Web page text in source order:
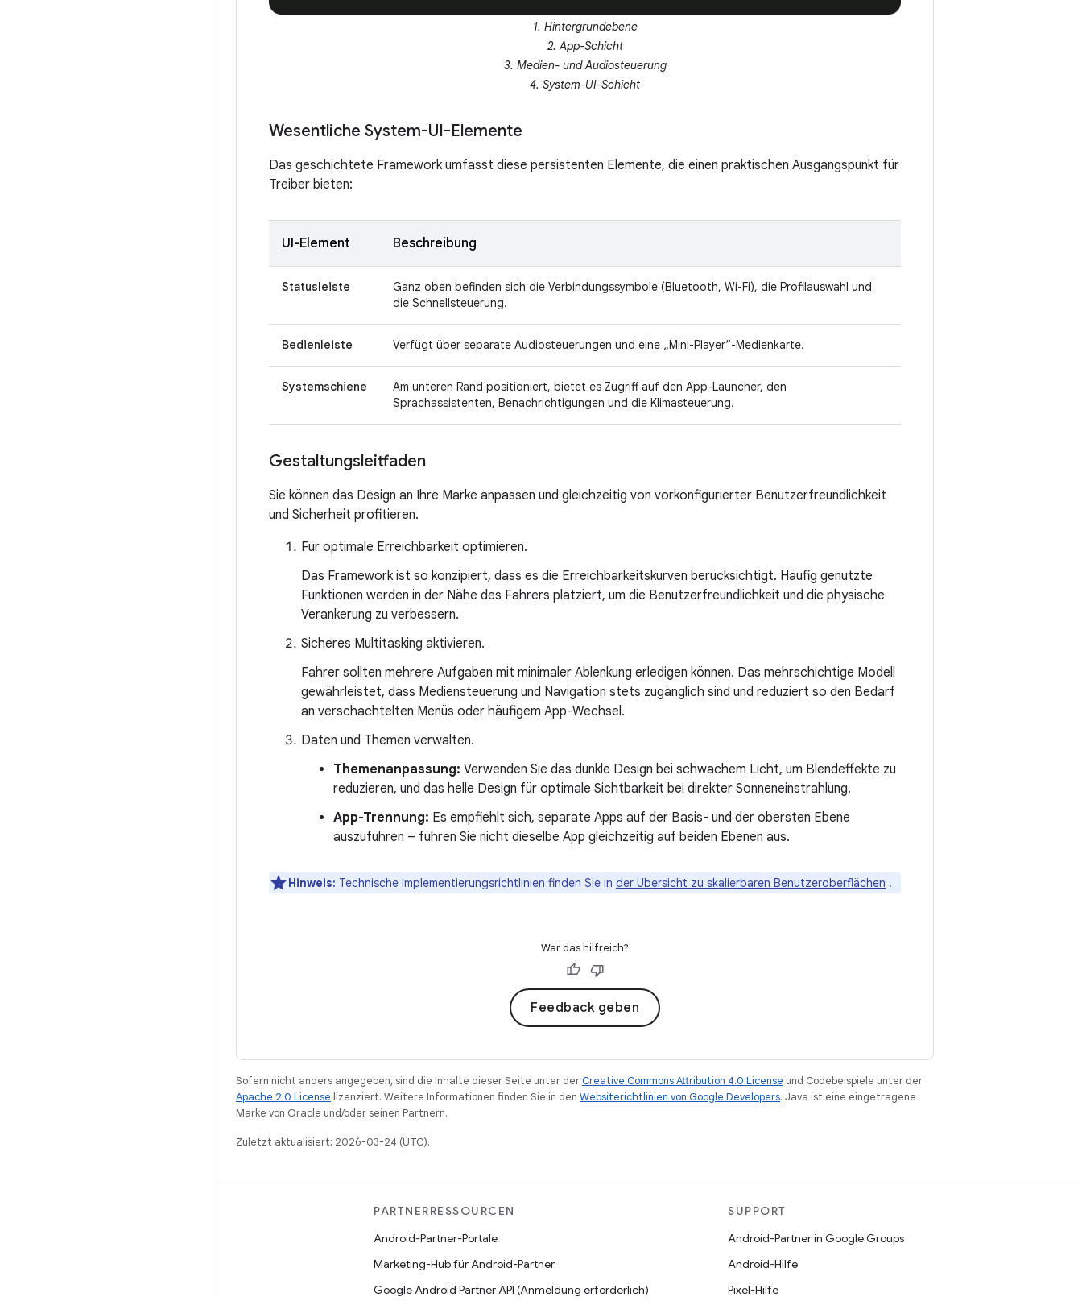
1. Hintergrundebene
2. App-Schicht
3. Medien- und Audiosteuerung
4. System-UI-Schicht
Wesentliche System-UI-Elemente
Das geschichtete Framework umfasst diese persistenten Elemente, die einen praktischen Ausgangspunkt für
Treiber bieten:
UI-Element Beschreibung
Statusleiste
Ganz oben befinden sich die Verbindungssymbole (Bluetooth, Wi-Fi), die Profilauswahl und
die Schnellsteuerung.
Bedienleiste Verfügt über separate Audiosteuerungen und eine „Mini-Player“-Medienkarte.
Systemschiene
Am unteren Rand positioniert, bietet es Zugriff auf den App-Launcher, den
Sprachassistenten, Benachrichtigungen und die Klimasteuerung.
Gestaltungsleitfaden
Sie können das Design an Ihre Marke anpassen und gleichzeitig von vorkonfigurierter Benutzerfreundlichkeit
und Sicherheit profitieren.
Für optimale Erreichbarkeit optimieren.
Das Framework ist so konzipiert, dass es die Erreichbarkeitskurven berücksichtigt. Häufig genutzte
Funktionen werden in der Nähe des Fahrers platziert, um die Benutzerfreundlichkeit und die physische
Verankerung zu verbessern.
Sicheres Multitasking aktivieren.
Fahrer sollten mehrere Aufgaben mit minimaler Ablenkung erledigen können. Das mehrschichtige Modell
gewährleistet, dass Mediensteuerung und Navigation stets zugänglich sind und reduziert so den Bedarf
an verschachtelten Menüs oder häufigem App-Wechsel.
Daten und Themen verwalten.
Themenanpassung: Verwenden Sie das dunkle Design bei schwachem Licht, um Blendeffekte zu
reduzieren, und das helle Design für optimale Sichtbarkeit bei direkter Sonneneinstrahlung.
App-Trennung: Es empfiehlt sich, separate Apps auf der Basis- und der obersten Ebene
auszuführen – führen Sie nicht dieselbe App gleichzeitig auf beiden Ebenen aus.
Hinweis: Technische Implementierungsrichtlinien finden Sie in der Übersicht zu skalierbaren Benutzeroberflächen .
War das hilfreich?
Feedback geben
Sofern nicht anders angegeben, sind die Inhalte dieser Seite unter derCreative Commons Attribution 4.0 License und Codebeispiele unter der
Apache 2.0 License lizenziert. Weitere Informationen finden Sie in den Websiterichtlinien von Google Developers. Java ist eine eingetragene
Marke von Oracle und/oder seinen Partnern.
Zuletzt aktualisiert: 2026-03-24 (UTC).
PARTNERRESSOURCEN
Android-Partner-Portale
Marketing-Hub für Android-Partner
Google Android Partner API (Anmeldung erforderlich)
SUPPORT
Android-Partner in Google Groups
Android-Hilfe
Pixel-Hilfe